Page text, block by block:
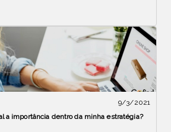
9/3/2021
a importância dentro da minha estratégia?